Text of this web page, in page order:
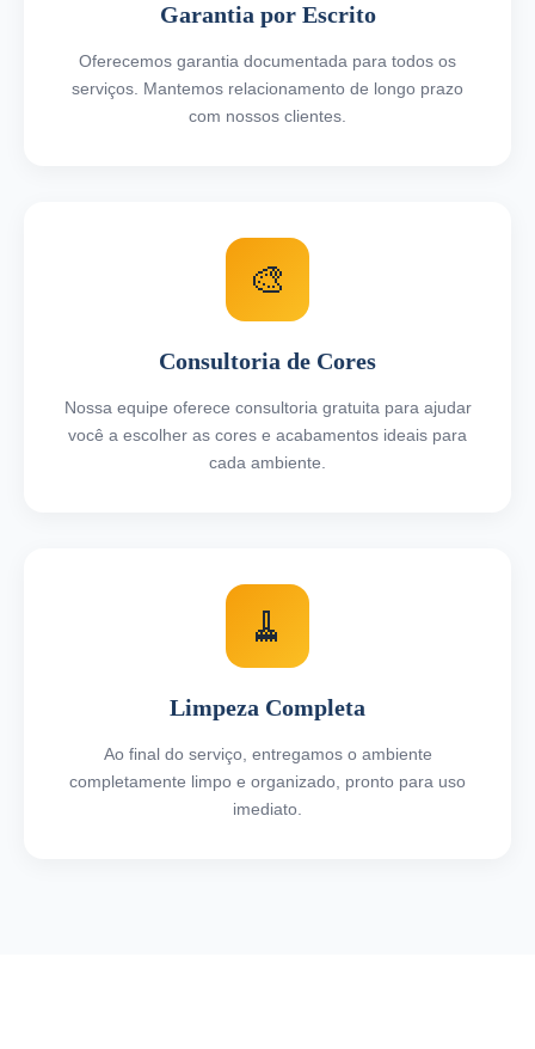
Garantia por Escrito
Oferecemos garantia documentada para todos os
serviços. Mantemos relacionamento de longo prazo
com nossos clientes.
🎨
Consultoria de Cores
Nossa equipe oferece consultoria gratuita para ajudar
você a escolher as cores e acabamentos ideais para
cada ambiente.
🧹
Limpeza Completa
Ao final do serviço, entregamos o ambiente
completamente limpo e organizado, pronto para uso
imediato.